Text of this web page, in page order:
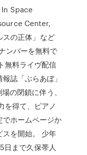
Space
Center,
の正体」など
ンバーを無料で
無料ライヴ配信
誌「ぶらあぼ」
の閉鎖に伴う、
を得て、ピアノ
ホームページか
を開始。 少年
日まで久保帯人